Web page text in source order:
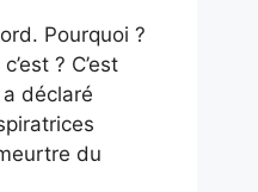
Pourquoi ?
? C’est
déclaré
du